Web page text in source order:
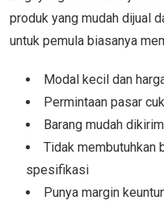
produk yang mudah dijual
untuk pemula biasanya
Modal kecil dan
Permintaan pasar
Barang mudah
Tidak membutuhkan
spesifikasi
Punya margin